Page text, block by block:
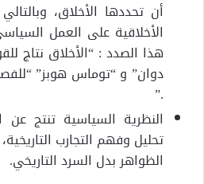
أن تحددها الأخلاق،
الأخلاقية على العمل
هذا الصدد : “الأخلاق نتاج
دوان” و “توماس هوبز”
.”
النظرية السياسية تنتج
تحليل وفهم التجارب
الظواهر بدل السرد التاريخي.